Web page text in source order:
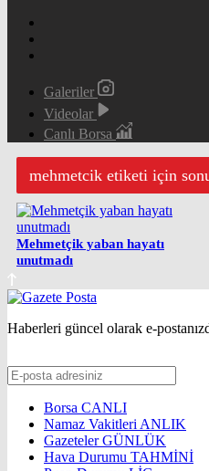
Galeriler
Videolar
Canlı Borsa
mehmetcik etiketi için
Mehmetçik yaban hayatı
unutmadı
Haberleri güncel olarak e-
Borsa CANLI
Namaz Vakitleri ANLIK
GazetelerGÜNLÜK
Hava Durumu TAHMİNİ